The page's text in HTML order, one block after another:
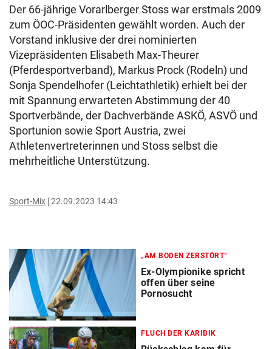
Der 66-jährige Vorarlberger Stoss war erstmals 2009
zum ÖOC-Präsidenten gewählt worden. Auch der
Vorstand inklusive der drei nominierten
Vizepräsidenten Elisabeth Max-Theurer
(Pferdesportverband), Markus Prock (Rodeln) und
Sonja Spendelhofer (Leichtathletik) erhielt bei der
mit Spannung erwarteten Abstimmung der 40
Sportverbände, der Dachverbände ASKÖ, ASVÖ und
Sportunion sowie Sport Austria, zwei
Athletenvertreterinnen und Stoss selbst die
mehrheitliche Unterstützung.
Sport-Mix 22.09.2023 14:43
„AM BODEN ZERSTÖRT“
Ex-Olympionike spricht
offen über seine
Pornosucht
FLUCH DER KARIBIK